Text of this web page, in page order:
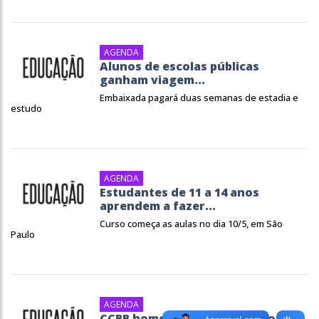
AGENDA
Alunos de escolas públicas
ganham viagem...
Embaixada pagará duas semanas de estadia e
estudo
AGENDA
Estudantes de 11 a 14 anos
aprendem a fazer...
Curso começa as aulas no dia 10/5, em São
Paulo
AGENDA